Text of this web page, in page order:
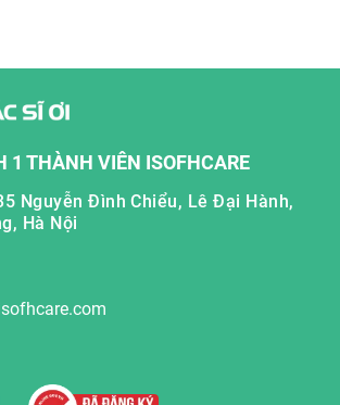
1 THÀNH VIÊN ISOFHCARE
Nguyễn Đình Chiểu, Lê Đại Hành,
Hà Nội